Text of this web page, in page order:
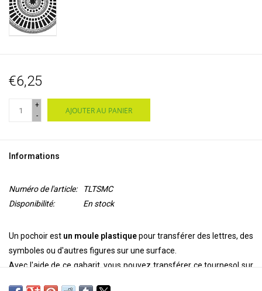
€6,25
+
-
AJOUTER AU PANIER
Informations
Numéro de l'article:
TLTSMC
Disponibilité:
En stock
Un pochoir est un moule plastiquepour transférer des lettres, des
symboles ou d'autres figures sur une surface.
Avec l'aide de ce gabarit, vous pouvez transférer ce tournesol sur